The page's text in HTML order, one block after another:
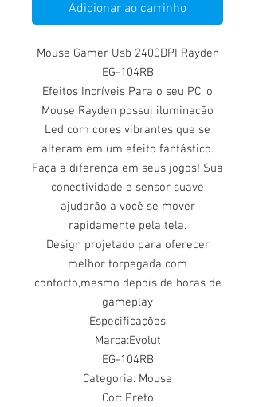
Adicionar ao carrinho
Mouse Gamer Usb 2400DPI Rayden
EG-104RB
Efeitos Incríveis Para o seu PC, o
Mouse Rayden possui iluminação
Led com cores vibrantes que se
alteram em um efeito fantástico.
Faça a diferença em seus jogos! Sua
conectividade e sensor suave
ajudarão a você se mover
rapidamente pela tela.
Design projetado para oferecer
melhor torpegada com
conforto,mesmo depois de horas de
gameplay
Especificações
Marca:Evolut
EG-104RB
Categoria: Mouse
Cor: Preto